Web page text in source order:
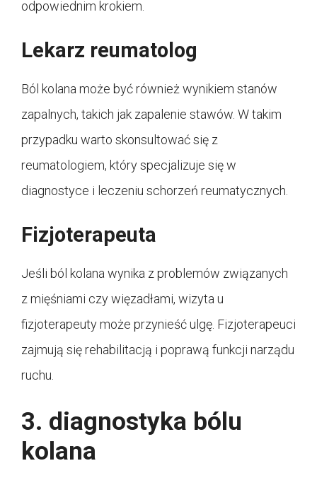
odpowiednim krokiem.
Lekarz reumatolog
Ból kolana może być również wynikiem stanów
zapalnych, takich jak zapalenie stawów. W takim
przypadku warto skonsultować się z
reumatologiem, który specjalizuje się w
diagnostyce i leczeniu schorzeń reumatycznych.
Fizjoterapeuta
Jeśli ból kolana wynika z problemów związanych
z mięśniami czy więzadłami, wizyta u
fizjoterapeuty może przynieść ulgę. Fizjoterapeuci
zajmują się rehabilitacją i poprawą funkcji narządu
ruchu.
3. diagnostyka bólu
kolana